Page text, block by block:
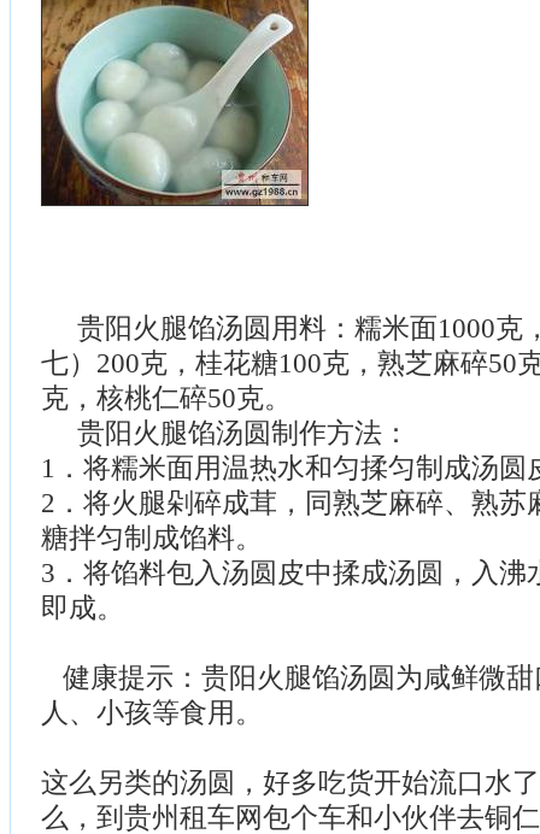
贵阳火腿馅汤圆用料：糯米面1000克
七）200克，桂花糖100克，熟芝麻碎50
克，核桃仁碎50克。
贵阳火腿馅汤圆制作方法：
1．将糯米面用温热水和匀揉匀制成汤圆
2．将火腿剁碎成茸，同熟芝麻碎、熟苏
糖拌匀制成馅料。
3．将馅料包入汤圆皮中揉成汤圆，入沸
即成。
健康提示：贵阳火腿馅汤圆为咸鲜微
人、小孩等食用。
这么另类的汤圆，好多吃货开始流口水
么，到贵州租车网包个车和小伙伴去铜